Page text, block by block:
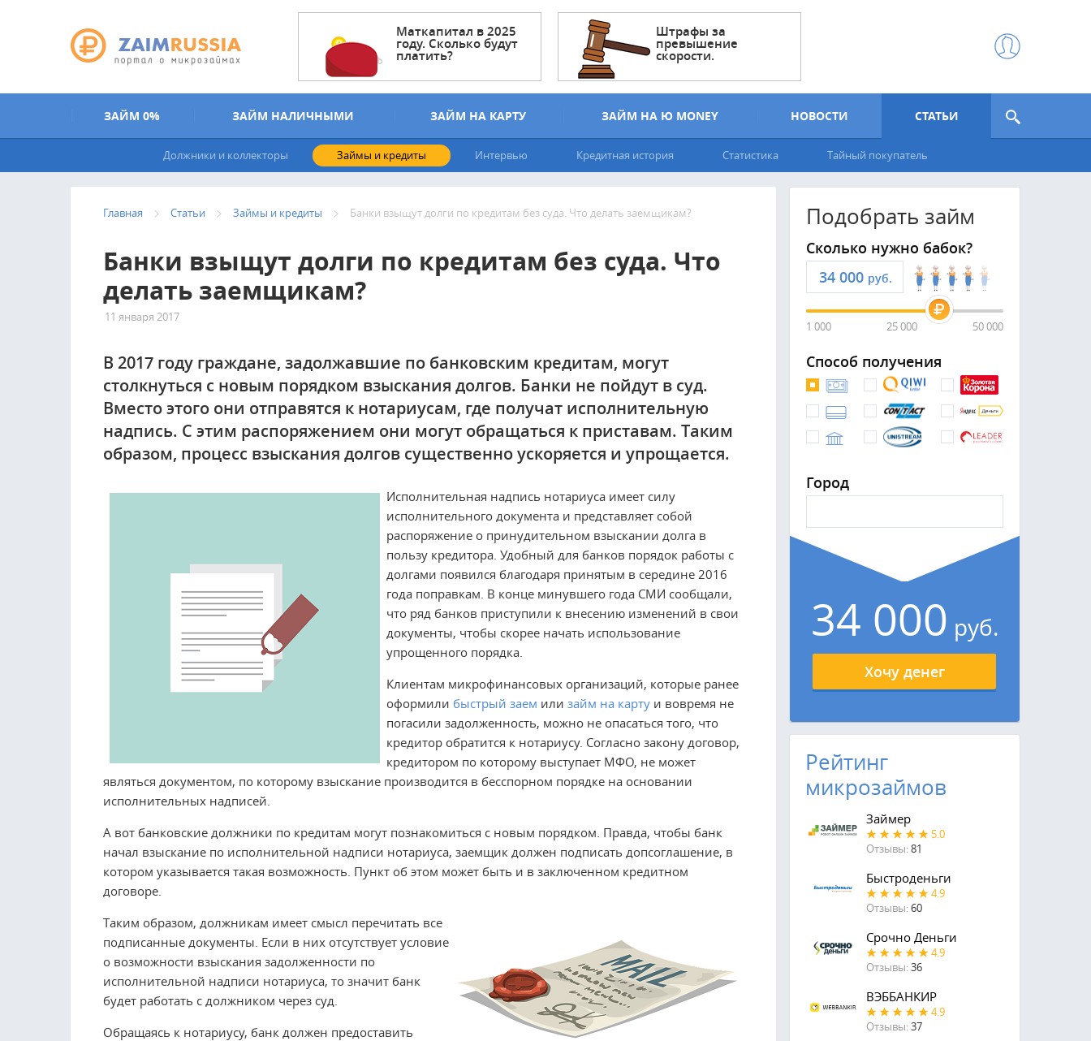
Маткапитал в 2025
году. Сколько будут
платить?
Штрафы за
превышение
скорости.
ЗАЙМ 0% ЗАЙМ НАЛИЧНЫМИ ЗАЙМ НА КАРТУ ЗАЙМ НА Ю MONEY НОВОСТИ СТАТЬИ
Должники и коллекторы Займы и кредиты Интервью Кредитная история Статистика Тайный покупатель
Главная Статьи Займы и кредиты Банки взыщут долги по кредитам без суда. Что делать заемщикам?
Банки взыщут долги по кредитам без суда. Что
делать заемщикам?
11 января 2017
В 2017 году граждане, задолжавшие по банковским кредитам, могут
столкнуться с новым порядком взыскания долгов. Банки не пойдут в суд.
Вместо этого они отправятся к нотариусам, где получат исполнительную
надпись. С этим распоряжением они могут обращаться к приставам. Таким
образом, процесс взыскания долгов существенно ускоряется и упрощается.
Исполнительная надпись нотариуса имеет силу
исполнительного документа и представляет собой
распоряжение о принудительном взыскании долга в
пользу кредитора. Удобный для банков порядок работы с
долгами появился благодаря принятым в середине 2016
года поправкам. В конце минувшего года СМИ сообщали,
что ряд банков приступили к внесению изменений в свои
документы, чтобы скорее начать использование
упрощенного порядка.
Клиентам микрофинансовых организаций, которые ранее
оформили быстрый заем или займ на карту и вовремя не
погасили задолженность, можно не опасаться того, что
кредитор обратится к нотариусу. Согласно закону договор,
кредитором по которому выступает МФО, не может
являться документом, по которому взыскание производится в бесспорном порядке на основании
исполнительных надписей.
А вот банковские должники по кредитам могут познакомиться с новым порядком. Правда, чтобы банк
начал взыскание по исполнительной надписи нотариуса, заемщик должен подписать допсоглашение, в
котором указывается такая возможность. Пункт об этом может быть и в заключенном кредитном
договоре.
Таким образом, должникам имеет смысл перечитать все
подписанные документы. Если в них отсутствует условие
о возможности взыскания задолженности по
исполнительной надписи нотариуса, то значит банк
будет работать с должником через суд.
Обращаясь к нотариусу, банк должен предоставить
Подобрать займ
Сколько нужно бабок?
руб.
1 000 25 000 50 000
Способ получения
Город
34 000 руб.
Хочу денег
Рейтинг
микрозаймов
Займер
5.0
Отзывы:81
Быстроденьги
4.9
Отзывы:60
Срочно Деньги
4.9
Отзывы:36
ВЭББАНКИР
4.9
Отзывы:37